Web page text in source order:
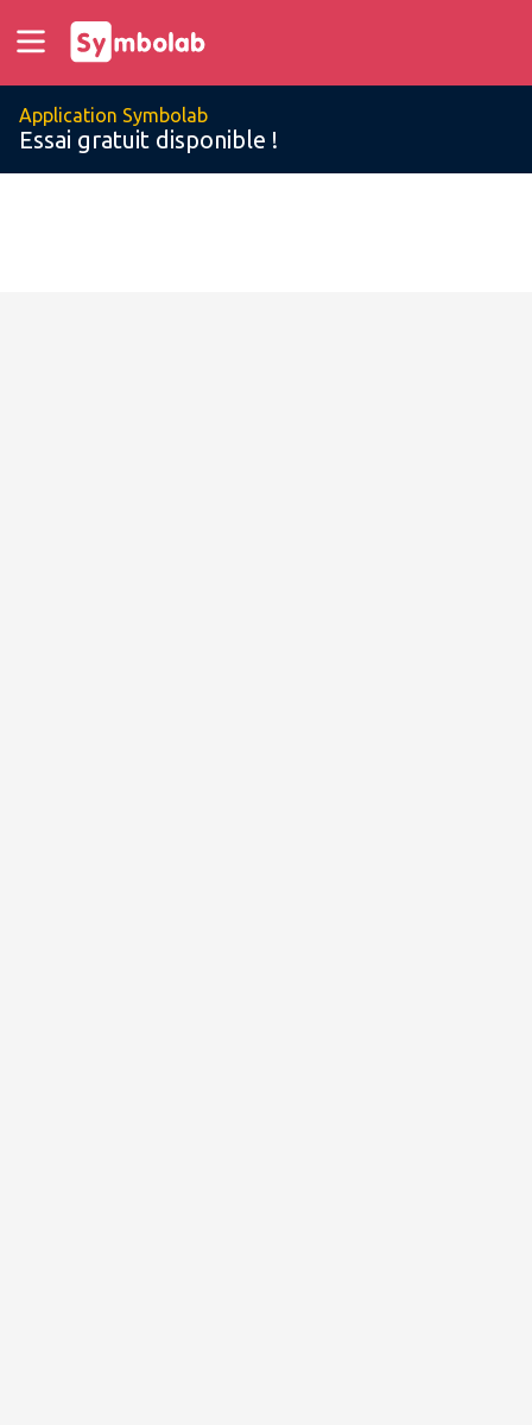
Application Symbolab
Essai gratuit disponible !